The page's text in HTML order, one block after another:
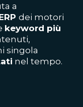
a
dei motori
keyword più
singola
nel tempo.